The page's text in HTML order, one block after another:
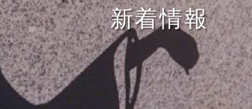
新着情報